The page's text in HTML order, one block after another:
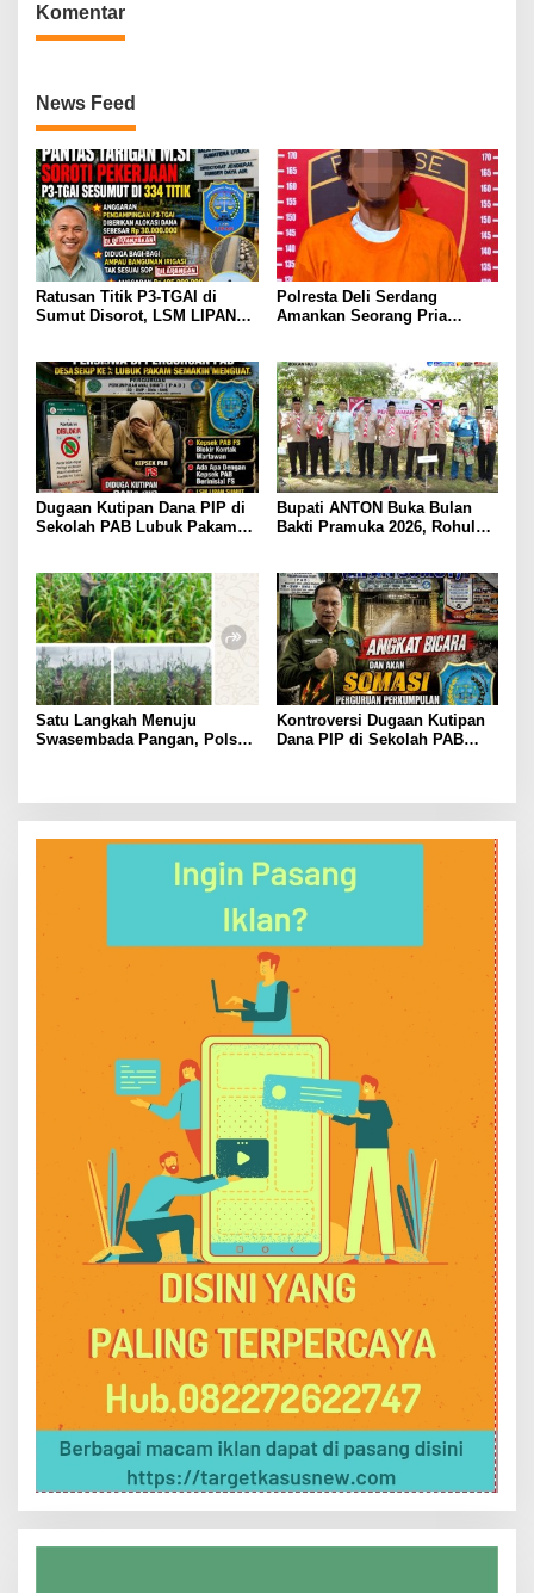
Komentar
News Feed
Ratusan Titik P3-TGAI di
Sumut Disorot, LSM LIPAN
Pembangunan Irigasi
Polresta Deli Serdang
Amankan Seorang Pria
Seksual terhadap
Penyandang Disabilitas
Dugaan Kutipan Dana PIP di
Sekolah PAB Lubuk Pakam
Bupati ANTON Buka Bulan
Bakti Pramuka 2026, Rohul
Satu Langkah Menuju
Swasembada Pangan, Polsek
Kontroversi Dugaan Kutipan
Dana PIP di Sekolah PAB